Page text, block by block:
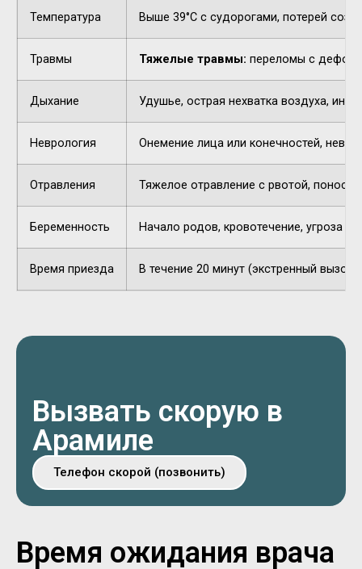
Температура Выше 39°C с судорогами, потерей
Травмы Тяжелые травмы: переломы с
Дыхание Удушье, острая нехватка воздуха,
Неврология Онемение лица или конечностей,
Отравления Тяжелое отравление с рвотой,
Беременность Начало родов, кровотечение, угроза
Время приезда В течение 20 минут (экстренный вызов).
Вызвать скорую в
Арамиле
Телефон скорой (позвонить)
Время ожидания врача